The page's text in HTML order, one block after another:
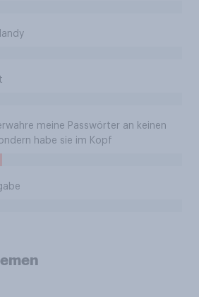
meine Passwörter an keinen
habe sie im Kopf